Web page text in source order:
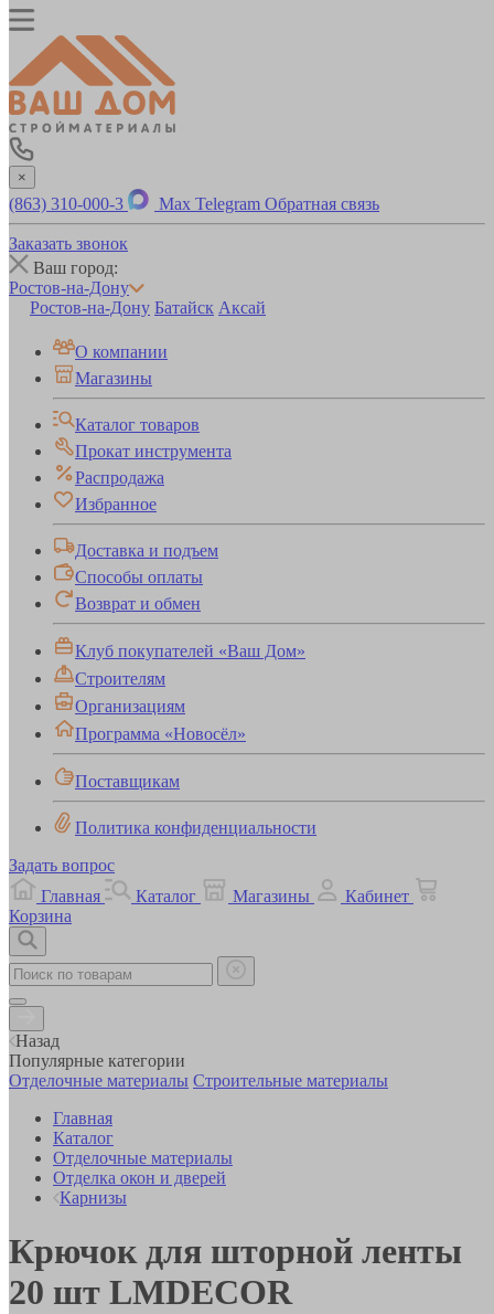
×
(863) 310-000-3 Max Telegram Обратная связь
Заказать звонок
Ваш город:
Ростов-на-Дону
Ростов-на-Дону Батайск Аксай
О компании
Магазины
Каталог товаров
Прокат инструмента
Распродажа
Избранное
Доставка и подъем
Способы оплаты
Возврат и обмен
Клуб покупателей «Ваш Дом»
Строителям
Организациям
Программа «Новосёл»
Поставщикам
Политика конфиденциальности
Задать вопрос
Главная
Каталог Магазины
Кабинет
Корзина
Назад
Популярные категории
Отделочные материалы Строительные материалы
Главная
Каталог
Отделочные материалы
Отделка окон и дверей
Карнизы
Крючок для шторной ленты
20 шт LMDECOR